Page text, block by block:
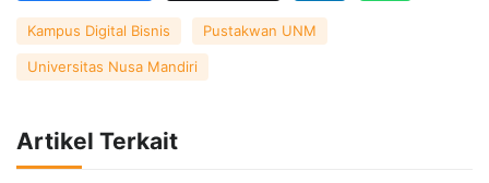
Kampus Digital Bisnis Pustakwan UNM
Universitas Nusa Mandiri
Artikel Terkait